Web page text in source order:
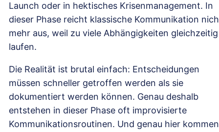
Launch oder in hektisches Krisenmanagement. In
dieser Phase reicht klassische Kommunikation
mehr aus, weil zu viele Abhängigkeiten gleichzeitig
laufen.
Die Realität ist brutal einfach: Entscheidungen
müssen schneller getroffen werden als sie
dokumentiert werden können. Genau deshalb
entstehen in dieser Phase oft improvisierte
Kommunikationsroutinen. Und genau hier kommen